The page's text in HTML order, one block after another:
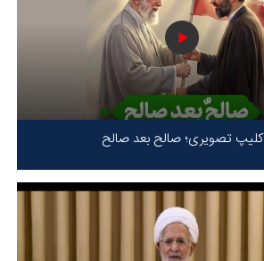
کلیپ تصویری؛ صالح بعد صالح